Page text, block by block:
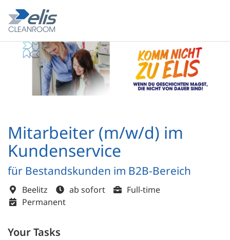
Mitarbeiter (m/w/d) im
Kundenservice
für Bestandskunden im B2B-Bereich
Beelitz ab sofort
Full-time
Permanent
Your Tasks